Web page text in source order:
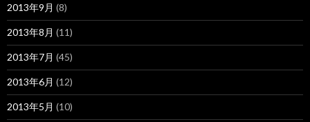
2013年9月 (8)
2013年8月 (11)
2013年7月 (45)
2013年6月 (12)
2013年5月 (10)